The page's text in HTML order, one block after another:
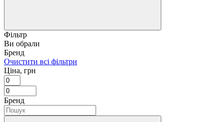
Фільтр
Ви обрали
Бренд
Очистити всі фільтри
Ціна, грн
Бренд